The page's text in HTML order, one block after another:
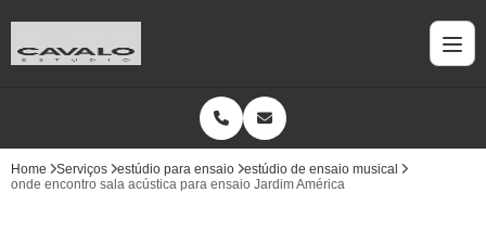
Home Serviços estúdio para ensaio
estúdio de ensaio musical
onde encontro sala acústica para ensaio Jardim América